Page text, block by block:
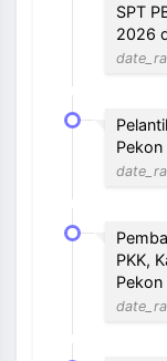
SPT
2026
Pekon
PKK,